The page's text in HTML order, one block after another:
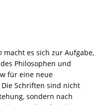
macht es sich zur Aufgabe,
Philosophen und
für eine neue
Schriften sind nicht
sondern nach